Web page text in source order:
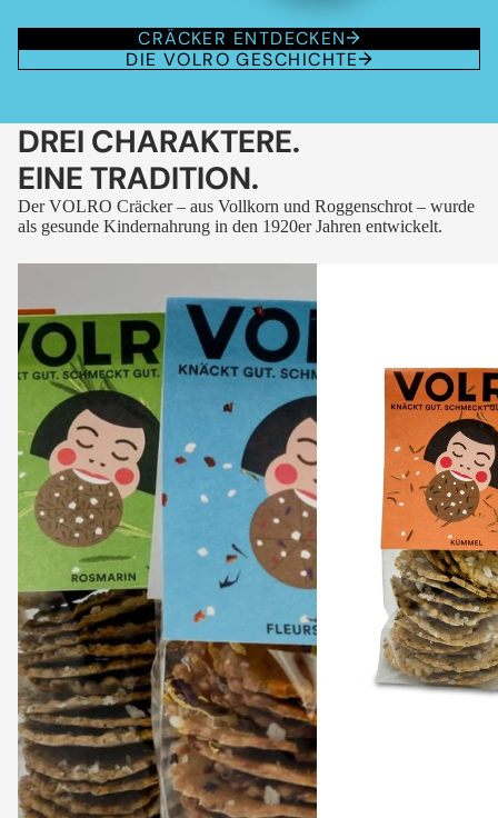
CRÄCKER ENTDECKEN
DIE VOLRO GESCHICHTE
DREI CHARAKTERE.
EINE TRADITION.
Der VOLRO Cräcker – aus Vollkorn und Roggenschrot – wurde
als gesunde Kindernahrung in den 1920er Jahren entwickelt.
FLEURS
DES
ALPES
KÜMMEL
Sale